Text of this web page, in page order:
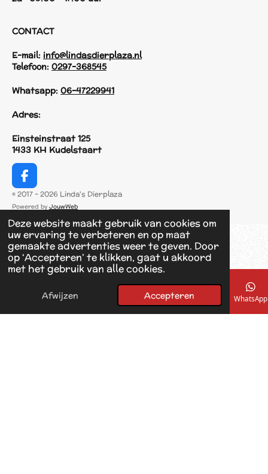
Deze website maakt gebruik van cookies om
uw ervaring te verbeteren en op maat
gemaakte advertenties weer te geven. Door
op ‘Accepteren’ te klikken, gaat u akkoord
met het gebruik van alle cookies.
Afwijzen Accepteren
CONTACT
E-mail: info@lindasdierplaza.nl
Telefoon: 0297-368545
Whatsapp: 06-47229941
Adres:
Einsteinstraat 125
1433 KH Kudelstaart
F
a
c
e
b
o
o
k
© 2017 - 2026 Linda's Dierplaza
Powered by JouwWeb
E-mailadres Telefoonnummer Kaart Facebook WhatsApp